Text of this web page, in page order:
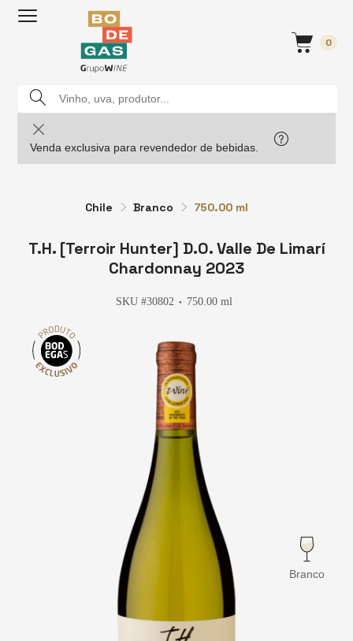
0
Venda exclusiva para revendedor de bebidas.
Chile Branco 750.00 ml
T.H. [Terroir Hunter] D.O. Valle De Limarí
Chardonnay 2023
SKU #30802 ● 750.00 ml
Branco